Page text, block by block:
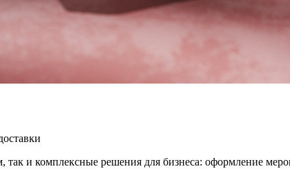
так и комплексные решения для бизнеса: оформление